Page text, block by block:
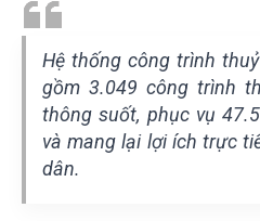
Hệ thống công trình
gồm 3.049 công trình
thông suốt, phục vụ
và mang lại lợi ích trực
dân.